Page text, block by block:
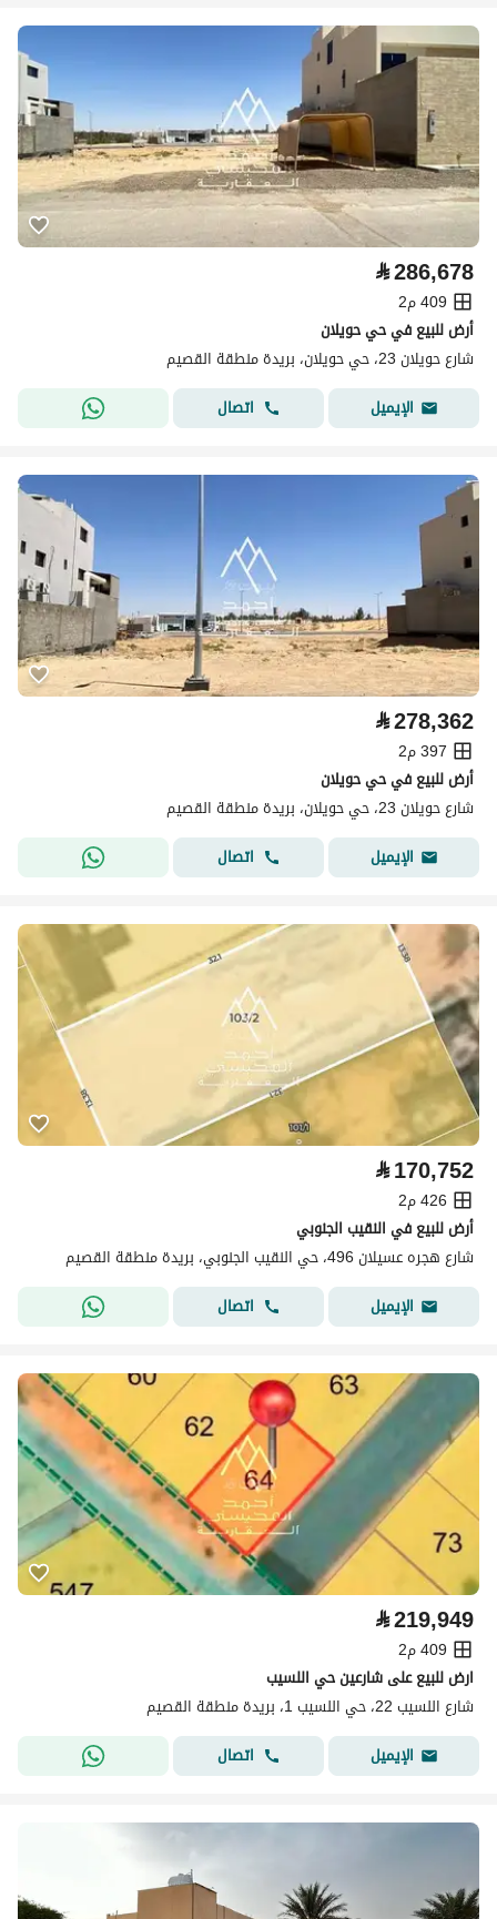
⃁286,678
409 م2
أرض للبيع في حي حويلان
شارع حويلان 23، حي حويلان، بريدة منطقة القصيم
الإيميل
اتصال
⃁278,362
397 م2
أرض للبيع في حي حويلان
شارع حويلان 23، حي حويلان، بريدة منطقة القصيم
الإيميل
اتصال
⃁170,752
426 م2
أرض للبيع في النقيب الجنوبي
شارع هجره عسيلان 496، حي النقيب الجنوبي، بريدة منطقة القصيم
الإيميل
اتصال
⃁219,949
409 م2
ارض للبيع على شارعين حي اللسيب
شارع اللسيب 22، حي اللسيب 1، بريدة منطقة القصيم
الإيميل
اتصال